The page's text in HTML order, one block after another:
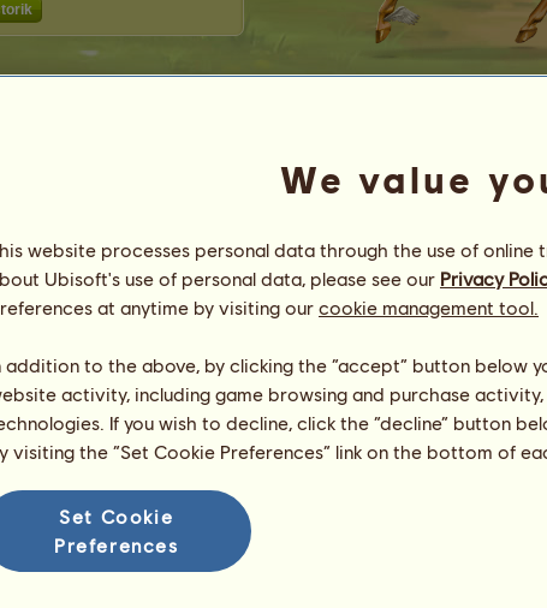
nr. 143
08:00
Hälsa
Moral
Uthållighet
Snabbhet
Dressyr
Galopp
We value
website processes personal data through the use of online
Ubisoft's use of personal data, please see our Privacy
at anytime by visiting our cookie management tool.
addition to the above, by clicking the “accept” button below
activity, including game browsing and purchase
If you wish to decline, click the “decline” button
visiting the “Set Cookie Preferences” link on the bottom of
Set Cookie
Preferences